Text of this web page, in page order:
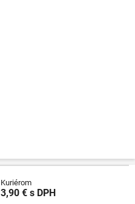
Kuriérom
3,90 € s DPH